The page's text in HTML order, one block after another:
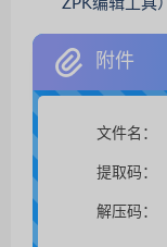
附件
文件名：
提取码：
解压码：